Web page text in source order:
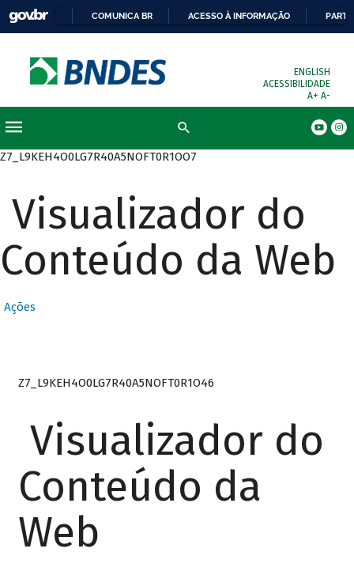
COMUNICA BR ACESSO À INFORMAÇÃO
ENGLISH
ACESSIBILIDADE
A+ A-
Z7_L9KEH4O0LG7R40A5NOFT0R1OO7
Visualizador do
Conteúdo da Web
Ações
Z7_L9KEH4O0LG7R40A5NOFT0R1O46
Visualizador do
Conteúdo da
Web